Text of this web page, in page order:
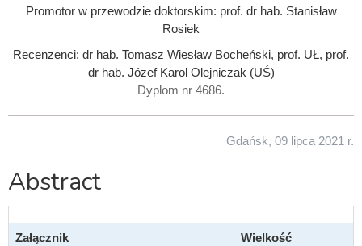
Promotor w przewodzie doktorskim: prof. dr hab. Stanisław
Rosiek
Recenzenci: dr hab. Tomasz Wiesław Bocheński, prof. UŁ, prof.
dr hab. Józef Karol Olejniczak (UŚ)
Dyplom nr 4686.
Gdańsk, 09 lipca 2021 r.
Abstract
Załącznik Wielkość